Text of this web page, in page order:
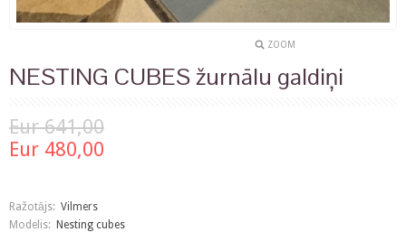
ZOOM
NESTING CUBES žurnālu galdiņi
Eur 641,00
Eur 480,00
Ražotājs: Vilmers
Modelis: Nesting cubes